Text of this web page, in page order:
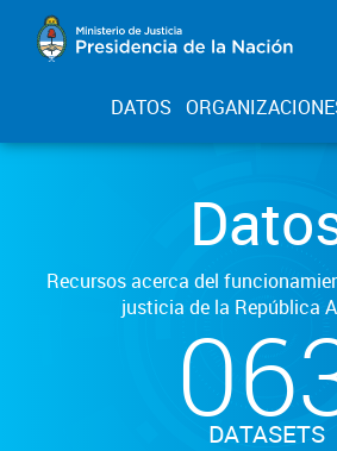
DATOS
Recursos acerca del
justicia de la República
DATASETS